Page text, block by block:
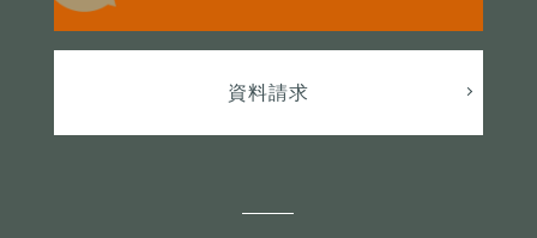
資料請求